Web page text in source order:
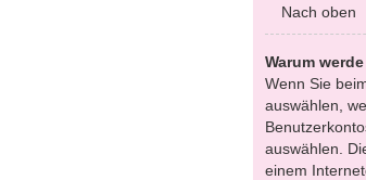
Nach oben
Warum
Wenn Sie
auswählen,
auswählen.
einem